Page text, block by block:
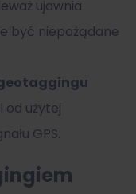
ujawnia
być niepożądane
od użytej
GPS.